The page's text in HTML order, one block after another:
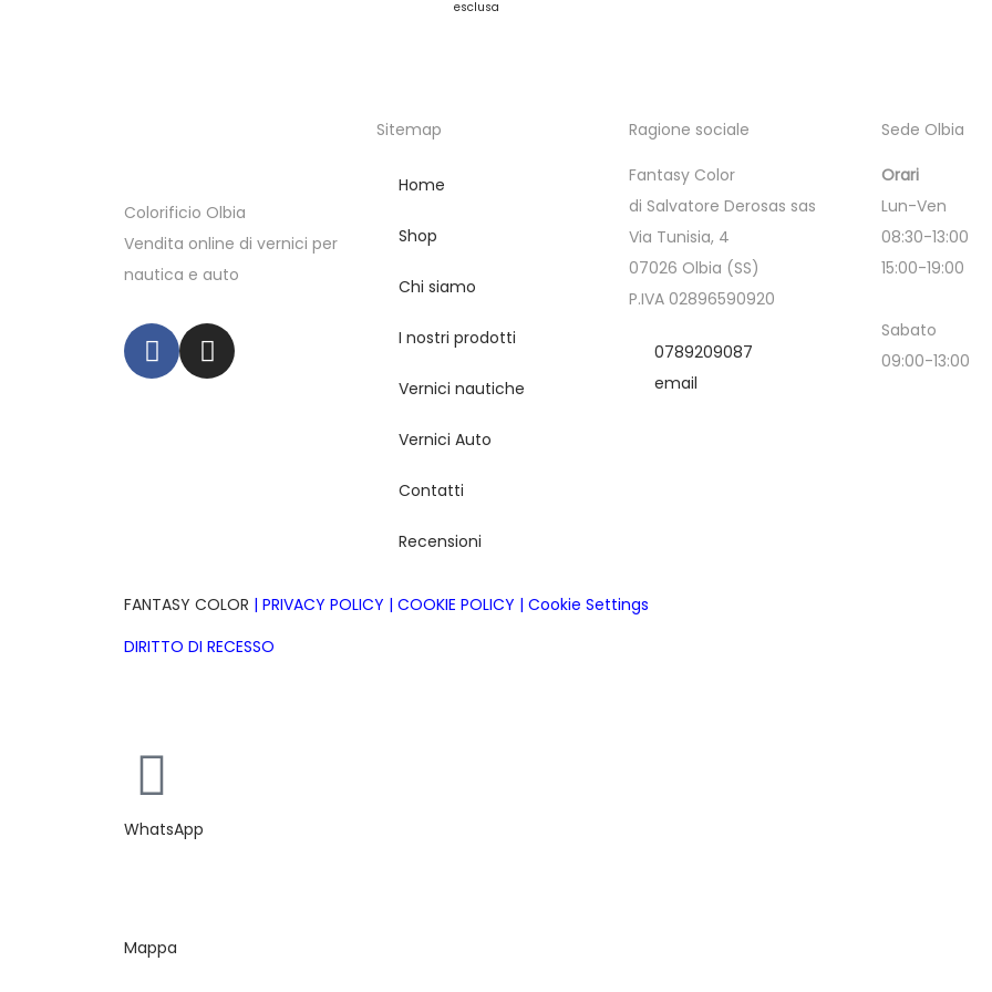
esclusa
Colorificio Olbia
Vendita online di vernici per
nautica e auto
Sitemap
Home
Shop
Chi siamo
I nostri prodotti
Vernici nautiche
Vernici Auto
Contatti
Recensioni
Ragione sociale
Fantasy Color
di Salvatore Derosas sas
Via Tunisia, 4
07026 Olbia (SS)
P.IVA 02896590920
0789209087
email
Sede Olbia
Orari
Lun-Ven
08:30-13:00
15:00-19:00
Sabato
09:00-13:00
FANTASY COLOR | PRIVACY POLICY | COOKIE POLICY | Cookie Settings
DIRITTO DI RECESSO
WhatsApp
Mappa